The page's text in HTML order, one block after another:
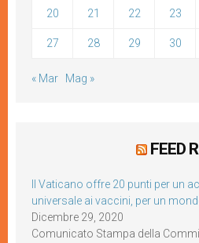
20 21 22 23
27 28 29 30
« Mar Mag »
FEED
Il Vaticano offre 20 punti per un
universale ai vaccini, per un
Dicembre 29, 2020
Comunicato Stampa della